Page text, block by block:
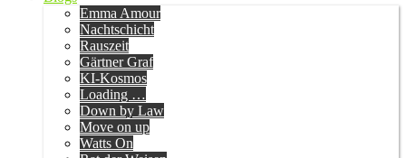
Emma Amour
Nachtschicht
Rauszeit
Gärtner Graf
KI-Kosmos
Loading …
Down by Law
Move on up
Watts On